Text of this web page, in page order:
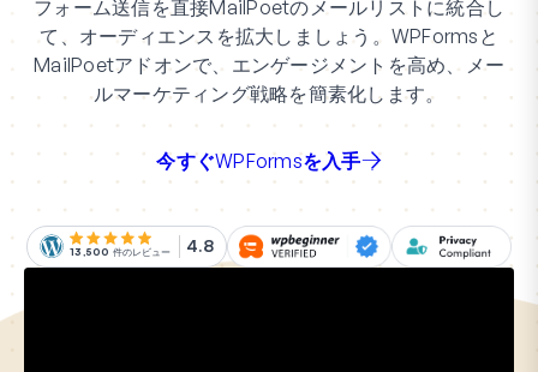
フォーム送信を直接MailPoetのメールリストに統合し
て、オーディエンスを拡大しましょう。WPFormsと
MailPoetアドオンで、エンゲージメントを高め、メー
ルマーケティング戦略を簡素化します。
今すぐWPFormsを入手
13,500 件のレビュー 4.8